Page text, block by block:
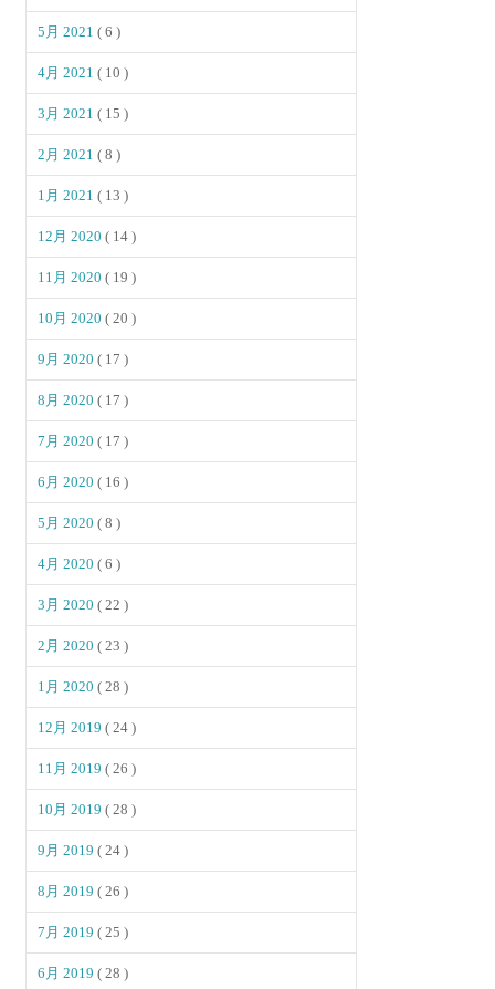
5月 2021( 6 )
4月 2021( 10 )
3月 2021( 15 )
2月 2021( 8 )
1月 2021( 13 )
12月 2020( 14 )
11月 2020( 19 )
10月 2020( 20 )
9月 2020( 17 )
8月 2020( 17 )
7月 2020( 17 )
6月 2020( 16 )
5月 2020( 8 )
4月 2020( 6 )
3月 2020( 22 )
2月 2020( 23 )
1月 2020( 28 )
12月 2019( 24 )
11月 2019( 26 )
10月 2019( 28 )
9月 2019( 24 )
8月 2019( 26 )
7月 2019( 25 )
6月 2019( 28 )